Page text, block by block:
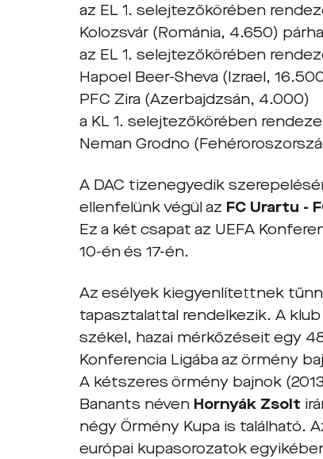
az EL 1. selejtezőkörében
Kolozsvár (Románia, 4.650)
az EL 1. selejtezőkörében
Hapoel Beer-Sheva (Izrael,
PFC Zira (Azerbajdzsán, 4.000)
a KL 1. selejtezőkörében
Neman Grodno
A DAC tizenegyedik
ellenfelünk végül az FC Urartu -
Ez a két csapat az UEFA
10-én és 17-én.
Az esélyek kiegyenlítettnek
tapasztalattal rendelkezik. A
székel, hazai mérkőzéseit egy
Konferencia Ligába az örmény
A kétszeres örmény bajnok
Banants néven Hornyák Zsolt
négy Örmény Kupa is található.
európai kupasorozatok